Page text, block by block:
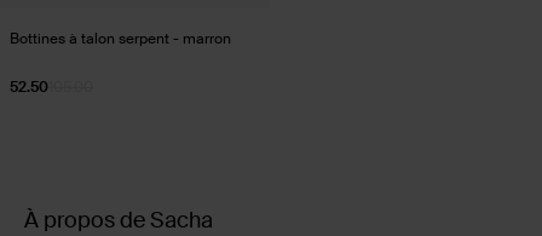
Bottines à talon serpent - marron
52.50
À propos de Sacha